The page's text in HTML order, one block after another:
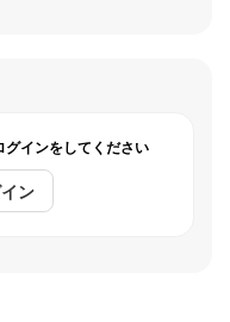
グインをしてください
ン